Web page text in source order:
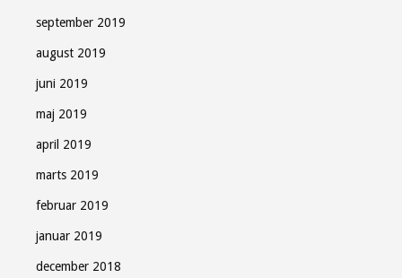
september 2019
august 2019
juni 2019
maj 2019
april 2019
marts 2019
februar 2019
januar 2019
december 2018